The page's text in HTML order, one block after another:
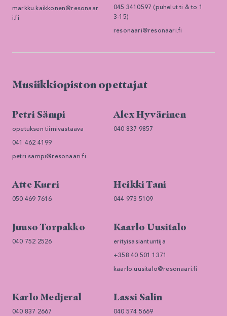
markku.kaikkonen@resonaar
i.fi
045 3410597 (puhelut ti & to 1
3-15)
resonaari@resonaari.fi
Musiikkiopiston opettajat
Petri Sämpi
opetuksen tiimivastaava
041 462 4199
petri.sampi@resonaari.fi
Alex Hyvärinen
040 837 9857
Atte Kurri
050 469 7616
Heikki Tani
044 973 5109
Juuso Torpakko
040 752 2526
Kaarlo Uusitalo
erityisasiantuntija
+358 40 501 1371
kaarlo.uusitalo@resonaari.fi
Karlo Medjeral
040 837 2667
Lassi Salin
040 574 5669